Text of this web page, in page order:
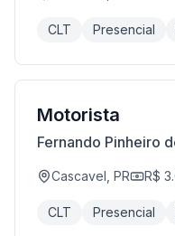
CLT Presencial
Motorista
Fernando Pinheiro
Cascavel, PR R$
CLT Presencial